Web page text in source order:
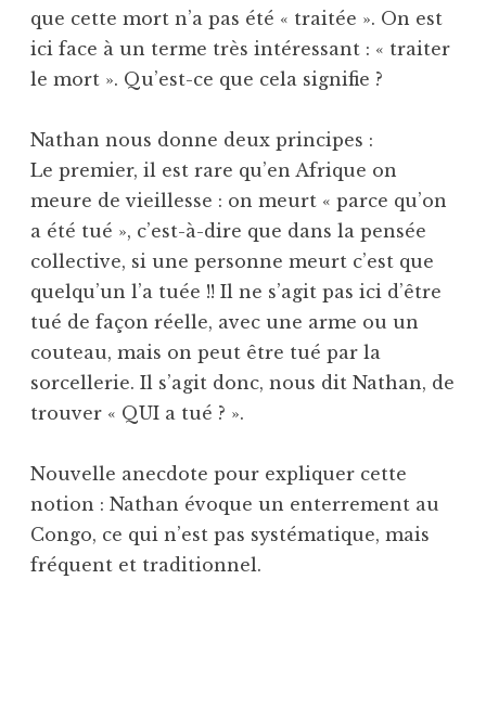
que cette mort n’a pas été « traitée ». On est
ici face à un terme très intéressant : « traiter
le mort ». Qu’est-ce que cela signifie ?
Nathan nous donne deux principes :
Le premier, il est rare qu’en Afrique on
meure de vieillesse : on meurt « parce qu’on
a été tué », c’est-à-dire que dans la pensée
collective, si une personne meurt c’est que
quelqu’un l’a tuée !! Il ne s’agit pas ici d’être
tué de façon réelle, avec une arme ou un
couteau, mais on peut être tué par la
sorcellerie. Il s’agit donc, nous dit Nathan, de
trouver « QUI a tué ? ».
Nouvelle anecdote pour expliquer cette
notion : Nathan évoque un enterrement au
Congo, ce qui n’est pas systématique, mais
fréquent et traditionnel.